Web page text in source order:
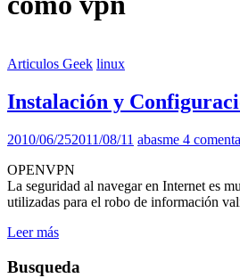
Articulos Geek linux
Instalación y
2010/06/252011/08/11 abasme 4
OPENVPN
La seguridad al navegar en Internet es
utilizadas para el robo de información
Leer más
Busqueda